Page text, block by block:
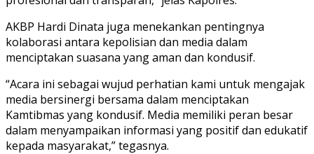
AKBP Hardi Dinata juga menekankan pentingnya
kolaborasi antara kepolisian dan media dalam
menciptakan suasana yang aman dan kondusif.
“Acara ini sebagai wujud perhatian kami untuk mengajak
media bersinergi bersama dalam menciptakan
Kamtibmas yang kondusif. Media memiliki peran besar
dalam menyampaikan informasi yang positif dan edukatif
kepada masyarakat,” tegasnya.